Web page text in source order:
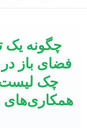
چگونه یک
فضای باز در